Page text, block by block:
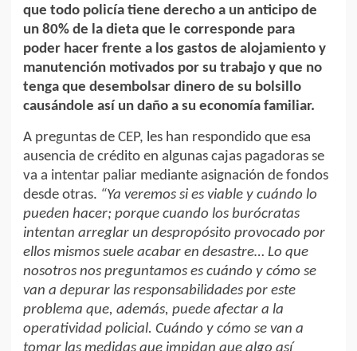
que todo policía tiene derecho a un anticipo de
un 80% de la dieta que le corresponde para
poder hacer frente a los gastos de alojamiento y
manutención motivados por su trabajo y que no
tenga que desembolsar dinero de su bolsillo
causándole así un daño a su economía familiar.
A preguntas de CEP, les han respondido que esa
ausencia de crédito en algunas cajas pagadoras se
va a intentar paliar mediante asignación de fondos
desde otras. “Ya veremos si es viable y cuándo lo
pueden hacer; porque cuando los burócratas
intentan arreglar un despropósito provocado por
ellos mismos suele acabar en desastre… Lo que
nosotros nos preguntamos es cuándo y cómo se
van a depurar las responsabilidades por este
problema que, además, puede afectar a la
operatividad policial. Cuándo y cómo se van a